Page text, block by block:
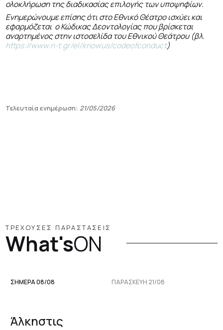
ολοκλήρωση της διαδικασίας επιλογής των υποψηφίων.
Ενημερώνουμε επίσης ότι στο Εθνικό Θέατρο ισχύει και
εφαρμόζεται ο Κώδικας Δεοντολογίας που βρίσκεται
αναρτημένος στην ιστοσελίδα του Εθνικού Θεάτρου (βλ.
https://www.n-t.gr/el/knowus/codeofconduct)
Τελευταία ενημέρωση:21/05/2026
ΤΡΕΧΟΥΣΕΣ ΠΑΡΑΣΤΑΣΕΙΣ
What'sON
ΣΗΜΕΡΑ 08/08 ΠΑΡΑΣΚΕΥΉ 21/08
Άλκηστις